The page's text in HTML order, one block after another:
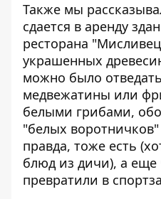
Также мы
сдается в аренду
ресторана
украшенных
можно было
медвежатины или
белыми грибами,
"белых
правда, тоже есть
блюд из дичи), а еще
превратили в